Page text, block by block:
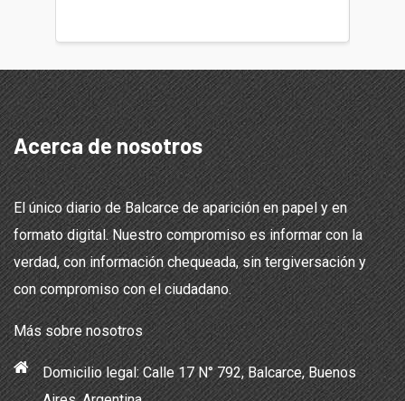
Acerca de nosotros
El único diario de Balcarce de aparición en papel y en
formato digital. Nuestro compromiso es informar con la
verdad, con información chequeada, sin tergiversación y
con compromiso con el ciudadano.
Más sobre nosotros
Domicilio legal: Calle 17 N° 792, Balcarce, Buenos